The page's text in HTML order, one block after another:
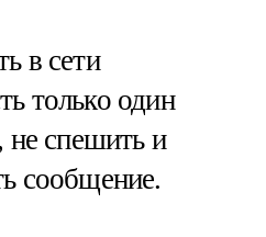
в сети
только один
не спешить и
сообщение.